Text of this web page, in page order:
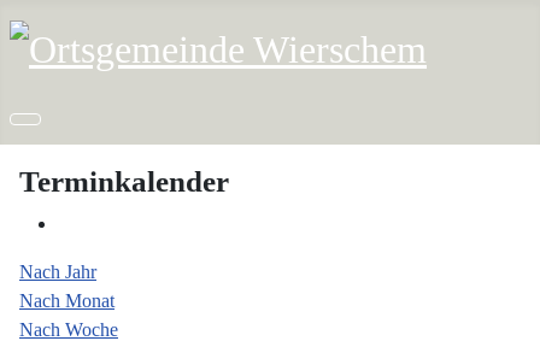
Terminkalender
Nach Jahr
Nach Monat
Nach Woche